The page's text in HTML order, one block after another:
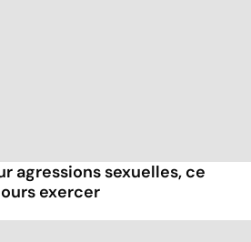
agressions sexuelles, ce
exercer